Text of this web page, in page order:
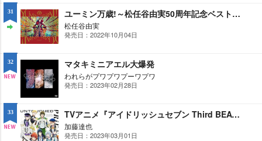
31
AY
ユーミン万歳!～松任谷由実50周年記念ベストアルバム～
松任谷由実
発売日：2022年10月04日
32
W
マタキミニアエル大爆発
われらがプワプワプーワプワ
発売日：2023年02月28日
33 TVアニメ『アイドリッシュセブン Third BEAT!』オリジナルサウンドトラック「UNTOUCHED PRiDE」
加藤達也
発売日：2023年03月01日